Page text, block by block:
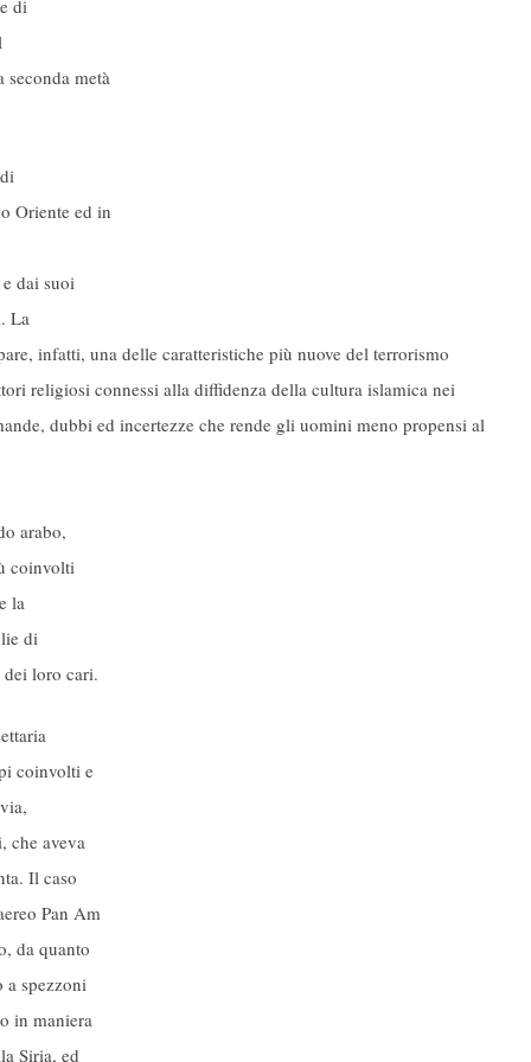
di
seconda metà
Oriente ed in
dai suoi
La
infatti, una delle caratteristiche più nuove del terrorismo
religiosi connessi alla diffidenza della cultura islamica nei
dubbi ed incertezze che rende gli uomini meno propensi al
arabo,
coinvolti
la
di
dei loro cari.
coinvolti e
che aveva
Il caso
Pan Am
da quanto
a spezzoni
in maniera
Siria, ed